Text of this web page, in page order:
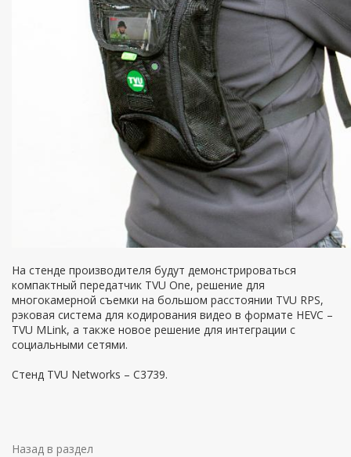
На стенде производителя будут демонстрироваться
компактный передатчик TVU One, решение для
многокамерной съемки на большом расстоянии TVU RPS,
рэковая система для кодирования видео в формате HEVC –
TVU MLink, а также новое решение для интеграции с
социальными сетями.
Стенд TVU Networks – C3739.
Назад в раздел